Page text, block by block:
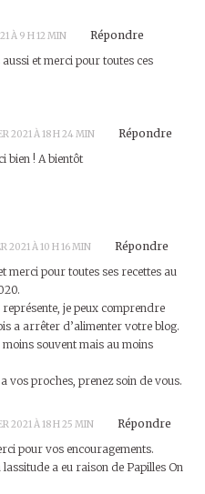
À 9 H 12 MIN
Répondre
et merci pour toutes ces
2021 À 18 H 24 MIN
Répondre
bien ! A bientôt
2021 À 10 H 16 MIN
Répondre
merci pour toutes ses recettes au
je peux comprendre
a arrêter d’alimenter votre blog.
souvent mais au moins
vos proches, prenez soin de vous.
2021 À 18 H 25 MIN
Répondre
pour vos encouragements.
a eu raison de Papilles On